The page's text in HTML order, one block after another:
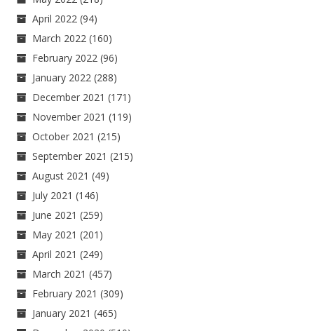
April 2022 (94)
March 2022 (160)
February 2022 (96)
January 2022 (288)
December 2021 (171)
November 2021 (119)
October 2021 (215)
September 2021 (215)
August 2021 (49)
July 2021 (146)
June 2021 (259)
May 2021 (201)
April 2021 (249)
March 2021 (457)
February 2021 (309)
January 2021 (465)